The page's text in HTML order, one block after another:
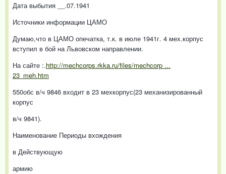
Дата выбытия __.07.1941
Источники информации ЦАМО
Думаю,что в ЦАМО опечатка, т.к. в июле 1941г. 4 мех.корпус
вступил в бой на Львовском направлении.
На сайте :.http://mechcorps.rkka.ru/files/mechcorp ...
23_meh.htm
550обс в/ч 9846 входит в 23 мехкорпус(23 механизированный
корпус
в/ч 9841).
Наименование Периоды вхождения
в Действующую
армию